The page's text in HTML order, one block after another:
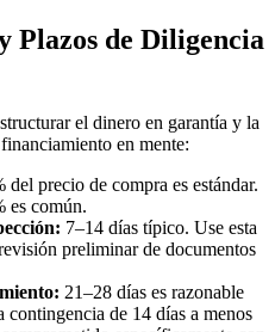
Plazos de Diligencia
el dinero en garantía y la
en mente:
del precio de compra es estándar.
es común.
7–14 días típico. Use esta
preliminar de documentos
21–28 días es razonable
de 14 días a menos